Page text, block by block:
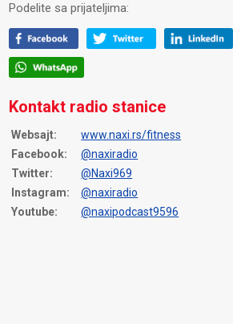
Podelite sa prijateljima:
Kontakt radio stanice
Websajt:
www.naxi.rs/fitness
Facebook:
@naxiradio
Twitter:
@Naxi969
Instagram:
@naxiradio
Youtube:
@naxipodcast9596